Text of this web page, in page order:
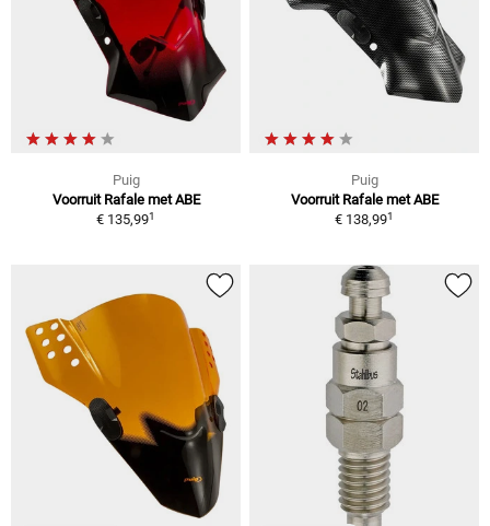
Puig
Voorruit Rafale met ABE
€ 135,991
Puig
Voorruit Rafale met ABE
€ 138,991